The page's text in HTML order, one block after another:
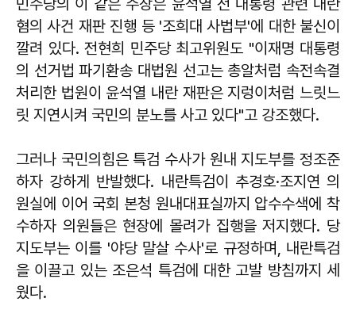
혐의 사건 재판 진행 등 '조희대 사법부'에 대한 불신이
깔려 있다. 전현희 민주당 최고위원도 "이재명 대통령
의 선거법 파기환송 대법원 선고는 총알처럼 속전속결
처리한 법원이 윤석열 내란 재판은 지렁이처럼 느릿느
릿 지연시켜 국민의 분노를 사고 있다"고 강조했다.
그러나 국민의힘은 특검 수사가 원내 지도부를 정조준
하자 강하게 반발했다. 내란특검이 추경호·조지연 의
원실에 이어 국회 본청 원내대표실까지 압수수색에 착
수하자 의원들은 현장에 몰려가 집행을 저지했다. 당
지도부는 이를 '야당 말살 수사'로 규정하며, 내란특검
을 이끌고 있는 조은석 특검에 대한 고발 방침까지 세
웠다.